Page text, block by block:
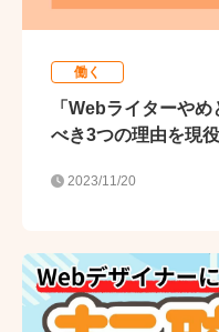
働く
「Webライターや
べき3つの理由を現
2023/11/20